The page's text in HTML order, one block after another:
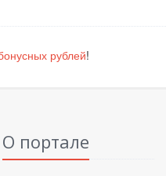
рублей!
О портале